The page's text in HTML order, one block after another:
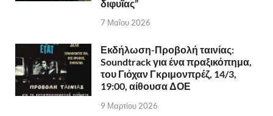
διφυΐας”
7 Μαΐου 2026
Εκδήλωση-Προβολή ταινίας:
Soundtrack για ένα πραξικόπημα,
του Γιόχαν Γκριμονπρέζ, 14/3,
19:00, αίθουσα ΔΟΕ
9 Μαρτίου 2026